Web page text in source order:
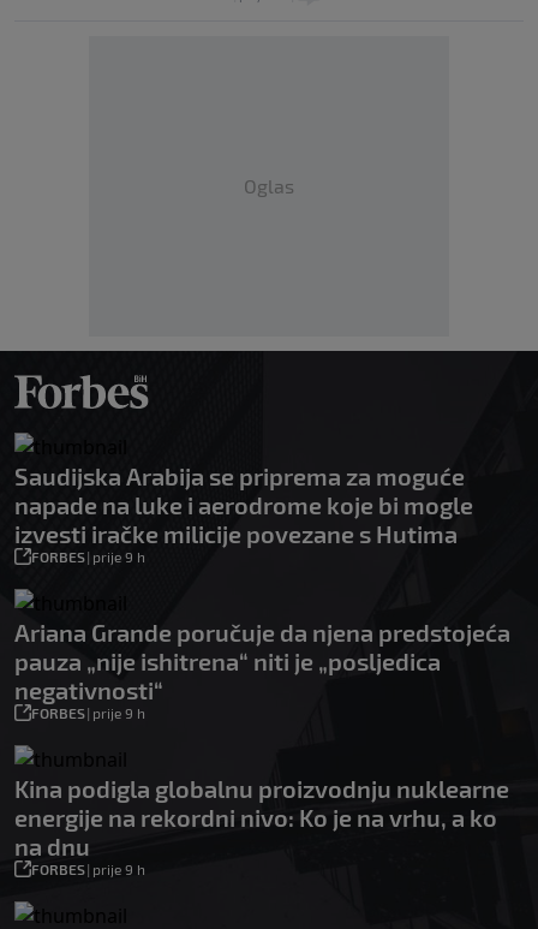
Oglas
Saudijska Arabija se priprema za moguće
napade na luke i aerodrome koje bi mogle
izvesti iračke milicije povezane s Hutima
FORBES| prije 9 h
Ariana Grande poručuje da njena predstojeća
pauza „nije ishitrena“ niti je „posljedica
negativnosti“
FORBES| prije 9 h
Kina podigla globalnu proizvodnju nuklearne
energije na rekordni nivo: Ko je na vrhu, a ko
na dnu
FORBES| prije 9 h